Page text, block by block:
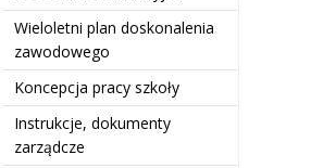
Wieloletni plan doskonalenia
zawodowego
Koncepcja pracy szkoły
Instrukcje, dokumenty
zarządcze